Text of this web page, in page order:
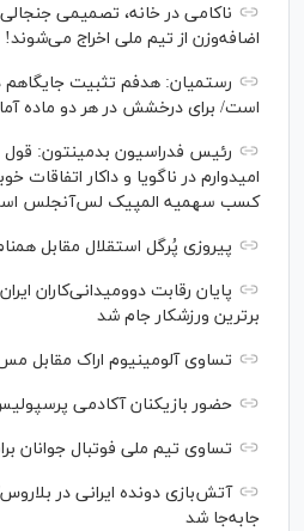
ناکامی در خانه، تصمیمی
اضافه‌وزن از تیم ملی اخراج می‌شوند!
رستمیان: هدفم تثبیت جایگاهم
است/ برای درخشش در هر دو ماده
رئیس فدراسیون بدمینتون: قول
امیدوارم در ناگویا و داکار
کسب سهمیه المپیک لس‌آنجلس
پیروزی پُرگل استقلال مقابل
پایان رقابت دوومیدانی‌کاران
برترین ورزشکار جام شد
تساوی آلومینیوم اراک مقابل
حضور بازیکنان آکادمی
تساوی تیم ملی فوتبال جوانان
جابه‌جا شد